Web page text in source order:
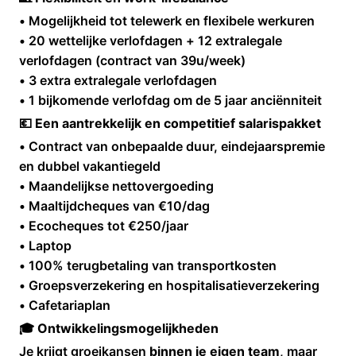
• Mogelijkheid tot telewerk en flexibele werkuren
• 20 wettelijke verlofdagen + 12 extralegale
verlofdagen (contract van 39u/week)
• 3 extra extralegale verlofdagen
• 1 bijkomende verlofdag om de 5 jaar anciënniteit
💶 Een aantrekkelijk en competitief salarispakket
• Contract van onbepaalde duur, eindejaarspremie
en dubbel vakantiegeld
• Maandelijkse nettovergoeding
• Maaltijdcheques van €10/dag
• Ecocheques tot €250/jaar
• Laptop
• 100% terugbetaling van transportkosten
• Groepsverzekering en hospitalisatieverzekering
• Cafetariaplan
🎓 Ontwikkelingsmogelijkheden
Je krijgt groeikansen binnen je eigen team, maar